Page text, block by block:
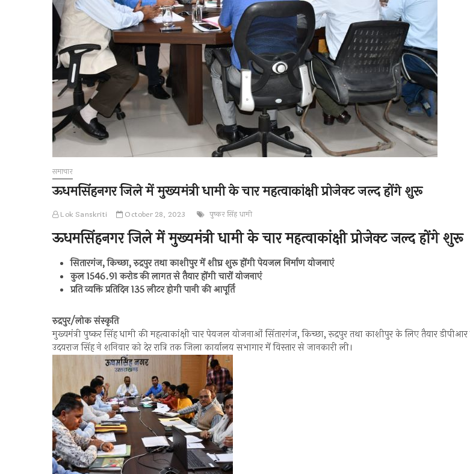
समाचार
ऊधमसिंहनगर जिले में मुख्यमंत्री धामी के चार महत्वाकांक्षी प्रोजेक्ट जल्द होंगे शुरू
Lok Sanskriti October 28, 2023 पुष्कर सिंह धामी
ऊधमसिंहनगर जिले में मुख्यमंत्री धामी के चार महत्वाकांक्षी प्रोजेक्ट जल्द होंगे शुरू
सितारगंज, किच्छा, रुद्रपुर तथा काशीपुर में शीघ्र शुरू होंगी पेयजल निर्माण योजनाएं
कुल 1546.91 करोड की लागत से तैयार होंगी चारों योजनाएं
प्रति व्यक्ति प्रतिदिन 135 लीटर होगी पानी की आपूर्ति
रुद्रपुर/लोक संस्कृति
मुख्यमंत्री पुष्कर सिंह धामी की महत्वाकांक्षी चार पेयजल योजनाओं सिंतारगंज, किच्छा, रूद्रपुर तथा काशीपुर के लिए तैयार डीपीआर
उदयराज सिंह ने शनिवार को देर रात्रि तक जिला कार्यालय सभागार में विस्तार से जानकारी ली।